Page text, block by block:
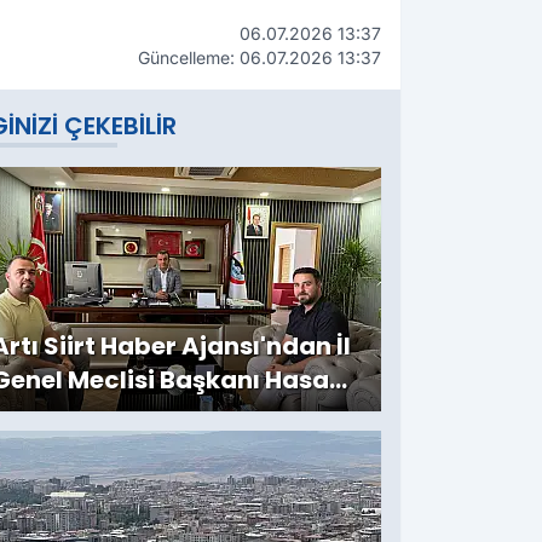
06.07.2026 13:37
Güncelleme: 06.07.2026 13:37
ÇEKEBILIR
Siirt Haber Ajansı'ndan İl
Meclisi Başkanı Hasan
Ziyaret: Kırsala
Yatırımlar